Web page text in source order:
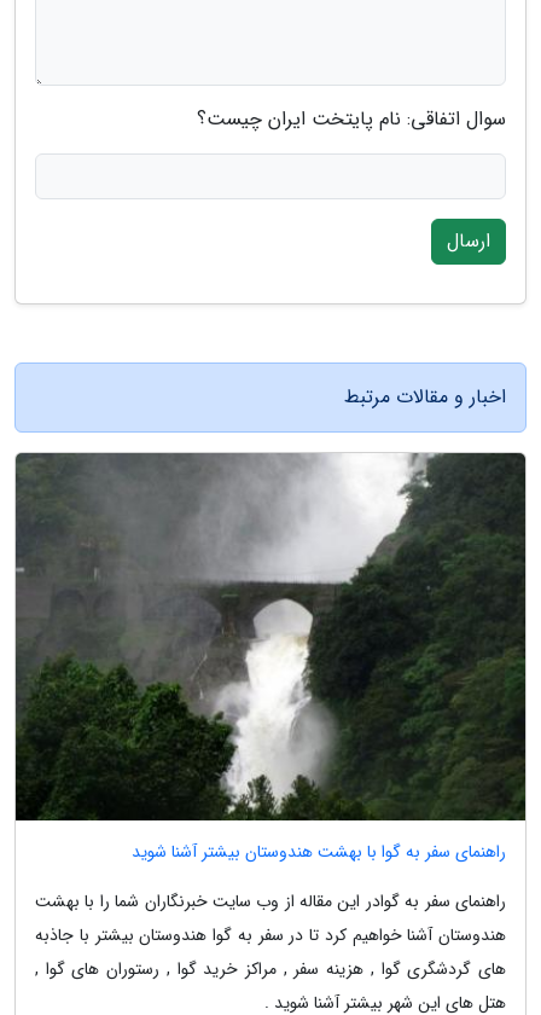
سوال اتفاقی: نام پایتخت ایران چیست؟
ارسال
اخبار و مقالات مرتبط
راهنمای سفر به گوا با بهشت هندوستان بیشتر آشنا شوید
راهنمای سفر به گوادر این مقاله از وب سایت خبرنگاران شما را با بهشت
هندوستان آشنا خواهیم کرد تا در سفر به گوا هندوستان بیشتر با جاذبه
های گردشگری گوا , هزینه سفر , مراکز خرید گوا , رستوران های گوا ,
هتل های این شهر بیشتر آشنا شوید .